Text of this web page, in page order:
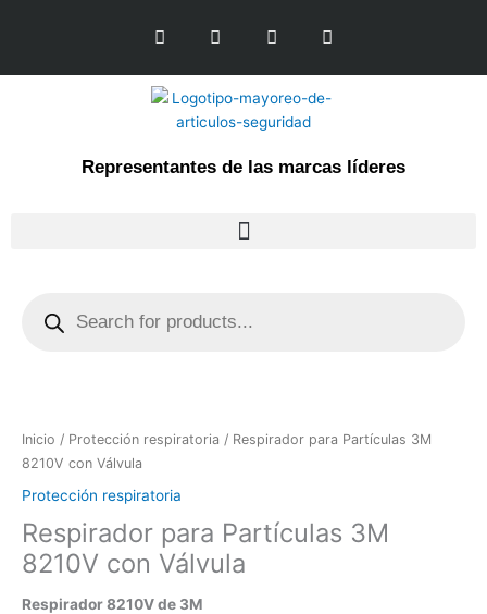
i
k
e
a
e
b
o
o
-
n
t
a
r
m
o
t
u
Representantes de las marcas líderes
Inicio / Protección respiratoria / Respirador para Partículas 3M
8210V con Válvula
Protección respiratoria
Respirador para Partículas 3M
8210V con Válvula
Respirador 8210V de 3M